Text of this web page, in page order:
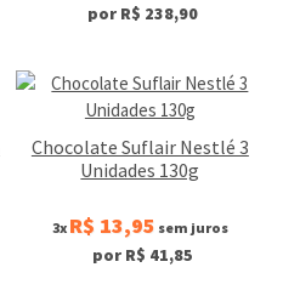
por R$ 238,90
Chocolate Suflair Nestlé 3
Unidades 130g
3x R$ 13,95 sem juros
por R$ 41,85